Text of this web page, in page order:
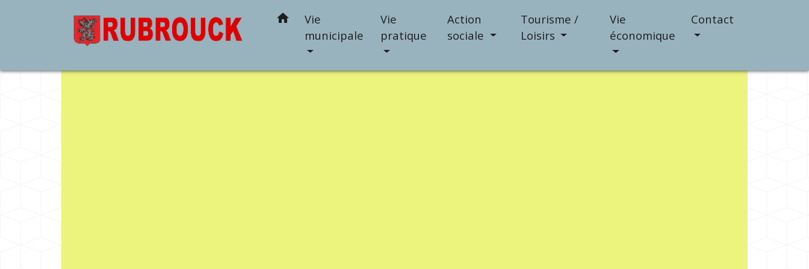
home
Vie
municipale
Vie
pratique
Action
sociale
Tourisme /
Loisirs
Vie
économique
Contact